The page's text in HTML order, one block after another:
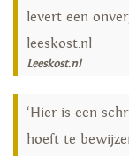
levert een
leeskost.nl
Leeskost.nl
‘Hier is een
hoeft te